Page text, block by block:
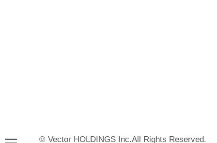
© Vector HOLDINGS Inc.All Rights Reserved.